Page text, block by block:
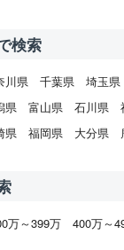
検索
川県 千葉県 埼玉県
県 富山県 石川県
県 福岡県 大分県
万～399万 400万～